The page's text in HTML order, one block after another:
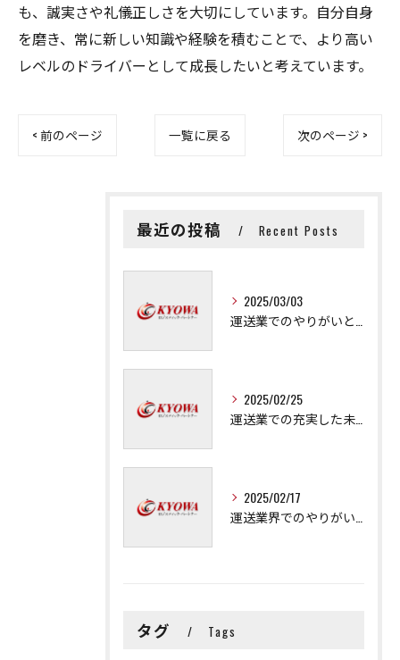
も、誠実さや礼儀正しさを大切にしています。自分自身
を磨き、常に新しい知識や経験を積むことで、より高い
レベルのドライバーとして成長したいと考えています。
< 前のページ 一覧に戻る 次のページ >
最近の投稿 Recent Posts
2025/03/03
2025/02/25
2025/02/17
タグ Tags